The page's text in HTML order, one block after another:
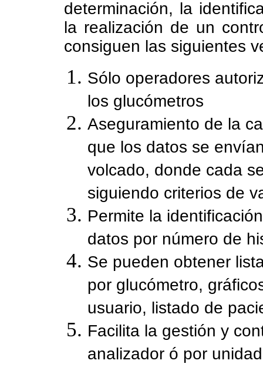
determinación, la
la realización de un
consiguen las siguientes
Sólo operadores
los glucómetros
Aseguramiento de la
que los datos se
volcado, donde cada
siguiendo criterios de
Permite la
datos por número de
Se pueden obtener
por glucómetro,
usuario, listado de
Facilita la gestión y
analizador ó por